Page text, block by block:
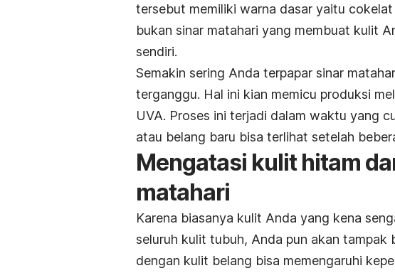
tersebut memiliki warna dasar yaitu
bukan sinar matahari yang membuat kulit
sendiri.
Semakin sering Anda terpapar sinar
terganggu. Hal ini kian memicu produksi
UVA. Proses ini terjadi dalam waktu yang
atau belang baru bisa terlihat setelah
Mengatasi kulit hitam
matahari
Karena biasanya kulit Anda yang kena
seluruh kulit tubuh, Anda pun akan tampak
dengan kulit belang bisa memengaruhi